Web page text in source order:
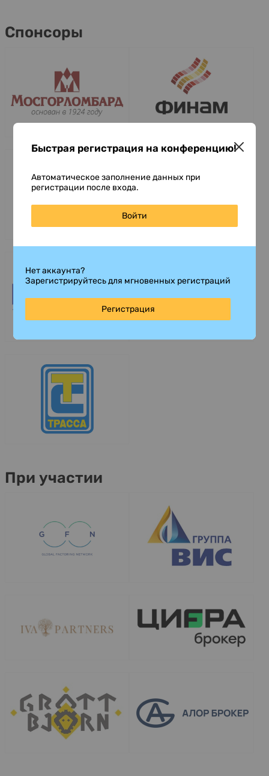
Спонсоры
При участии
Быстрая регистрация на конференцию!
Автоматическое заполнение данных при
регистрации после входа.
Войти
Нет аккаунта?
Зарегистрируйтесь для мгновенных регистраций
Регистрация